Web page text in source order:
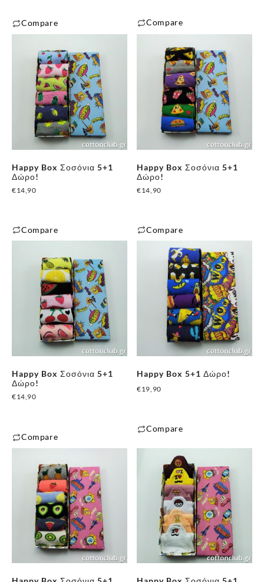
Compare Compare
Happy Box Σοσόνια 5+1
Δώρο!
€14,90
Compare
Happy Box Σοσόνια 5+1
Δώρο!
€14,90
Compare
Happy Box Σοσόνια 5+1
Δώρο!
€14,90
Compare
Happy Box 5+1 Δώρο!
€19,90
Compare